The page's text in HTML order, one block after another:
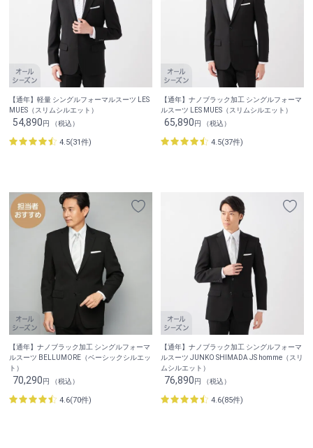
【通年】軽量 シングルフォーマルスーツ LES
MUES（スリムシルエット）
54,890円 （税込）
4.5(31件)
【通年】ナノブラック加工 シングルフォーマ
ルスーツ LES MUES（スリムシルエット）
65,890円 （税込）
4.5(37件)
【通年】ナノブラック加工 シングルフォーマ
ルスーツ BELLUMORE（ベーシックシルエッ
ト）
70,290円 （税込）
4.6(70件)
【通年】ナノブラック加工 シングルフォーマ
ルスーツ JUNKO SHIMADA JS homme（スリ
ムシルエット）
76,890円 （税込）
4.6(85件)